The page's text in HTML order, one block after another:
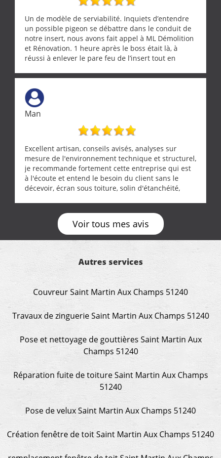
Un de modèle de serviabilité. Inquiets d’entendre
un possible pigeon se débattre dans le conduit de
notre insert, nous avons fait appel à ML Démolition
et Rénovation. 1 heure après le boss était là, à
réussi à enlever le pare feu de l’insert tout en
tourterelle et s’est ensuite patiemment occupé de
l’oiseau jusqu’à ce qu’il reprenne ses esprits et
puisse s’envoler. Après quoi il a procédé au
ramonage de notre insert avec dextérité et une
grande propreté, nous gratifiant également de
nombreux conseils concernant d’autres sujets. Un
entrepreneur comme on souhaite en rencontrer.
Encore un grand merci à lui.
Man
Excellent artisan, conseils avisés, analyses sur
mesure de l'environnement technique et structurel,
je recommande fortement cette entreprise qui est
à l'écoute et entend le besoin du client sans le
décevoir, écran sous toiture, solin d'étanchéité,
œuvre sans besoin d'y revenir. confiance assurée.
Voir tous mes avis
Autres services
Couvreur Saint Martin Aux Champs 51240
Travaux de zinguerie Saint Martin Aux Champs 51240
Pose et nettoyage de gouttières Saint Martin Aux
Champs 51240
Réparation fuite de toiture Saint Martin Aux Champs
51240
Pose de velux Saint Martin Aux Champs 51240
Création fenêtre de toit Saint Martin Aux Champs 51240